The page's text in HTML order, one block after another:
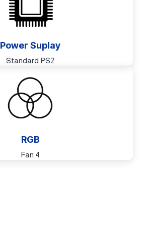
Power Suplay
Standard PS2
RGB
4 Fan